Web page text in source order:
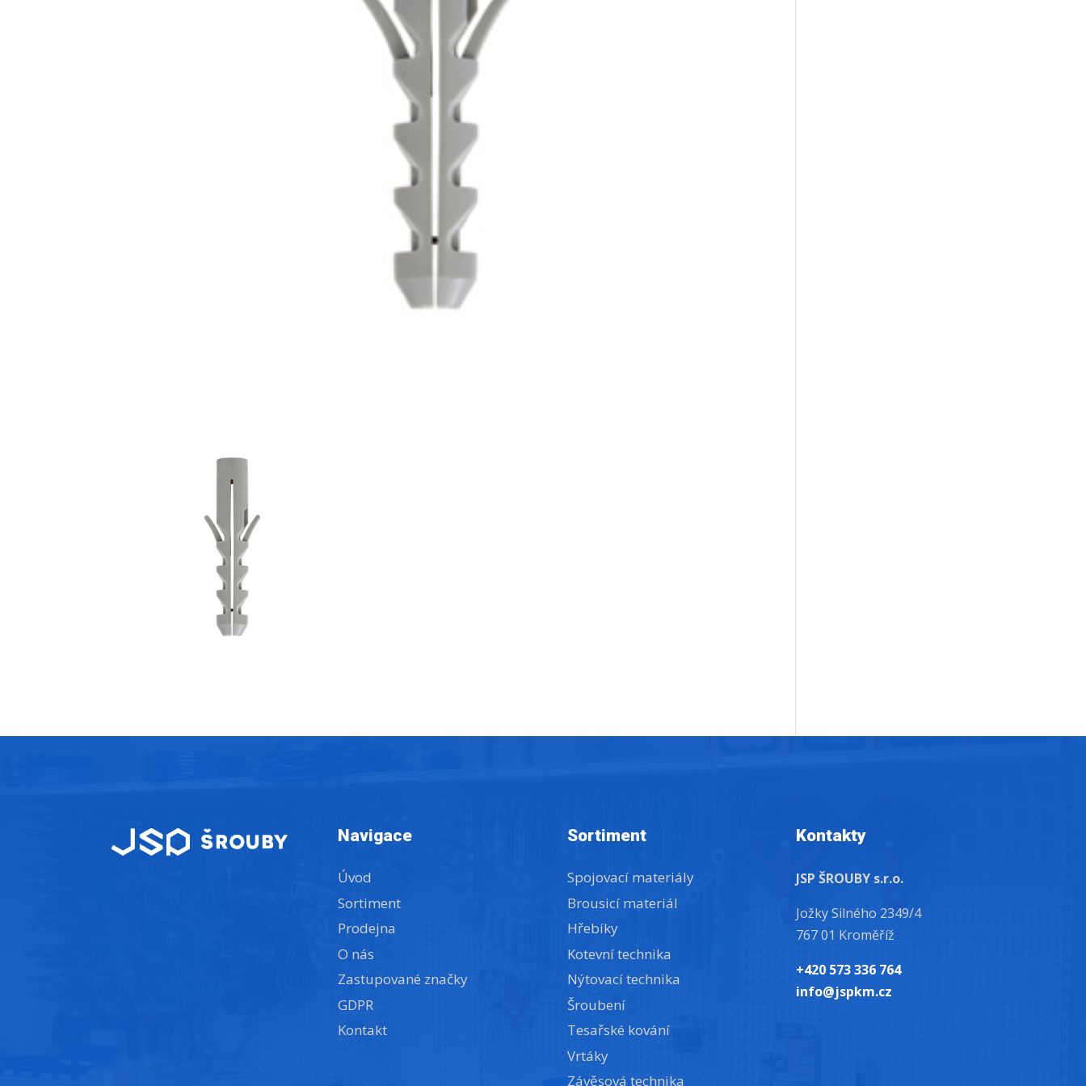
Navigace
Úvod
Sortiment
Prodejna
O nás
Zastupované značky
GDPR
Kontakt
Sortiment
Spojovací materiály
Brousicí materiál
Hřebíky
Kotevní technika
Nýtovací technika
Šroubení
Tesařské kování
Vrtáky
Závěsová technika
Kontakty
JSP ŠROUBY s.r.o.
Jožky Silného 2349/4
767 01 Kroměříž
+420 573 336 764
info@jspkm.cz